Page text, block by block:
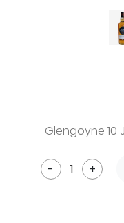
Glengoyne 10
- +